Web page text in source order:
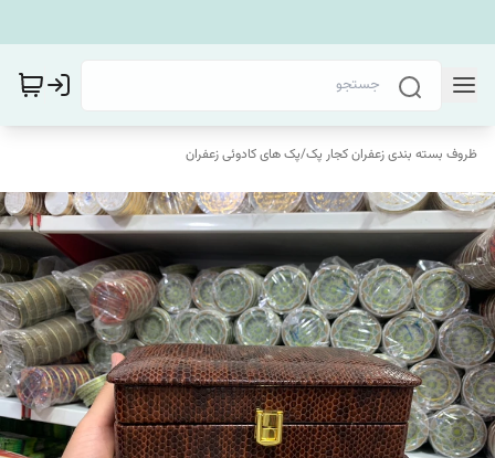
ظروف بسته بندی زعفران کجار پک/پک های کادوئی زعفران